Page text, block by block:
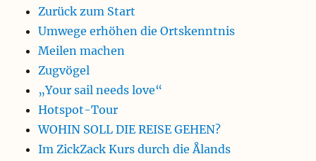
Zurück zum Start
Umwege erhöhen die Ortskenntnis
Meilen machen
Zugvögel
„Your sail needs love“
Hotspot-Tour
WOHIN SOLL DIE REISE GEHEN?
Im ZickZack Kurs durch die Ålands